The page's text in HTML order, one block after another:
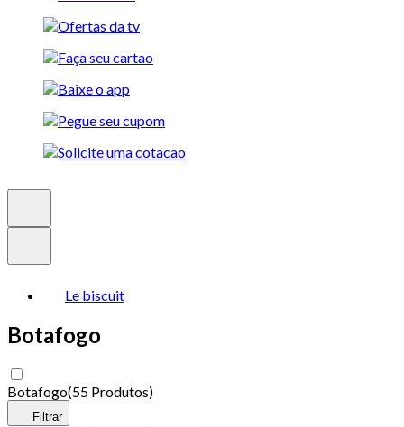
Le biscuit
Botafogo
Botafogo(55 Produtos)
Filtrar